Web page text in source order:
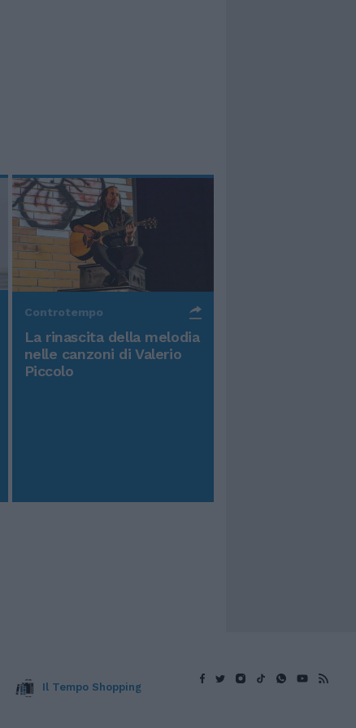
Controtempo
La rinascita della melodia
nelle canzoni di Valerio
Piccolo
Il Tempo Shopping